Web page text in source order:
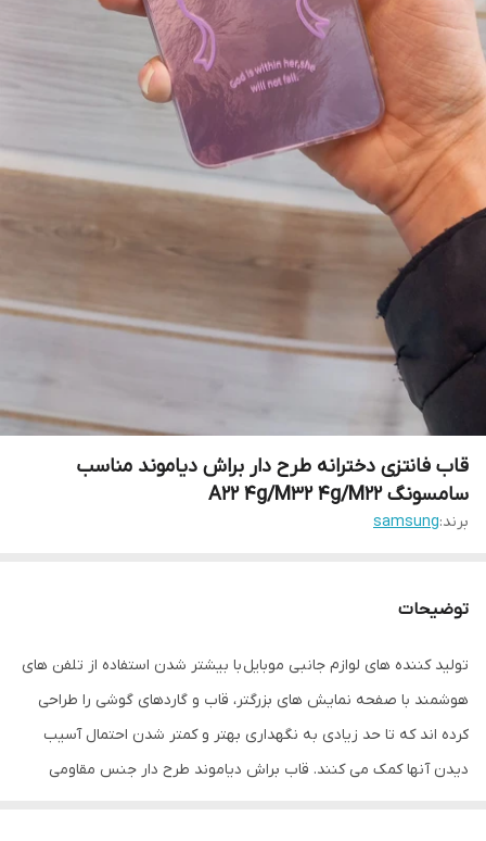
قاب فانتزی دخترانه طرح دار براش دیاموند مناسب
سامسونگ A22 4g/M32 4g/M22
برند:samsung
توضیحات
تولید کننده های لوازم جانبی موبایل با بیشتر شدن استفاده از تلفن های
هوشمند با صفحه نمایش های بزرگتر، قاب و گاردهای گوشی را طراحی
کرده اند که تا حد زیادی به نگهداری بهتر و کمتر شدن احتمال آسیب
دیدن آنها کمک می کنند. قاب براش دیاموند طرح دار جنس مقاومی